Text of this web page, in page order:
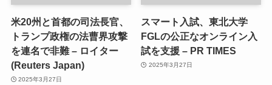
米20州と首都の司法長官、
トランプ政権の法曹界攻撃
を連名で非難 – ロイター
(Reuters Japan)
2025年3月27日
スマート入試、東北大学
FGLの公正なオンライン入
試を支援 – PR TIMES
2025年3月27日